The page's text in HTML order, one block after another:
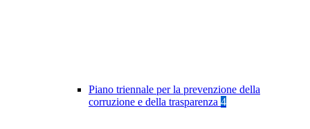
Piano triennale per la prevenzione della
corruzione e della trasparenza 4